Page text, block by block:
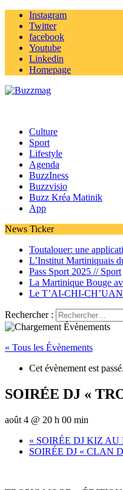
Instagram
Twitter
facebook
Youtube
Linkedin
Homepage
Culture
Sport
Lifestyle
Agenda
BuzzIness
Buzzvisio
Buzz Kréa Matinik
App
News Ticker
Toutalouer: une
L’Institut Martiniquais
Pass Sport 2025 // Sport
La Martinique Bouge
Le T’AI-CHI-
Rechercher :
« Tous les Évènements
Cet évènement est passé.
SOIRÉE DJ «
août 4 @ 20 h 00 min
« SOIRÉE DJ KIZ
SOIRÉE DJ « CLAN